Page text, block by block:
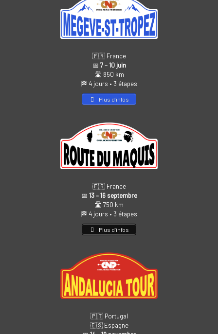
🇫🇷 France
📅 7 – 10 juin
🛣️ 850 km
🏁 4 jours • 3 étapes
Plus d’infos
🇫🇷 France
📅 13 – 16 septembre
🛣️ 750 km
🏁 4 jours • 3 étapes
Plus d’infos
🇵🇹 Portugal
🇪🇸 Espagne